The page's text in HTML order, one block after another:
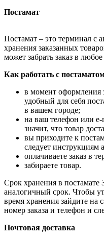
Постамат
Постамат – это терминал с
хранения заказанных
может забрать заказ в
Как работать с
в момент оформления
удобный для себя
в вашем городе;
на ваш телефон или
значит, что товар
вы приходите к
следует инструкциям
оплачиваете заказ в
забираете товар.
Срок хранения в
аналогичный срок. Чтобы
время хранения зайдите на
номер заказа и телефон и
Почтовая доставка